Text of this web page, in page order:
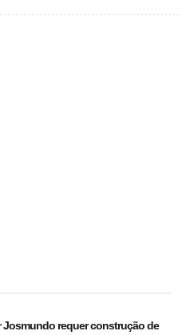
Josmundo requer construção de